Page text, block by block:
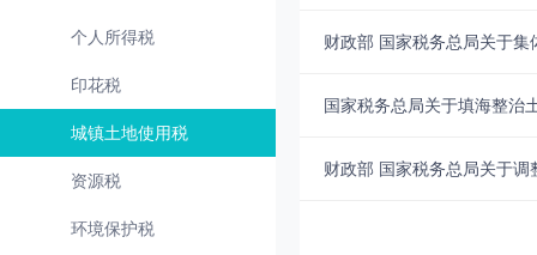
个人所得税
印花税
城镇土地使用税
资源税
环境保护税
财政部 国家税务总局关于
国家税务总局关于填海整治
财政部 国家税务总局关于